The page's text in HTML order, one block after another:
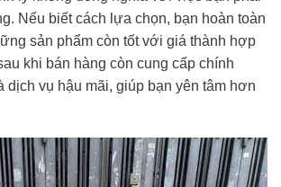
Nếu biết cách lựa chọn, bạn hoàn toàn
sản phẩm còn tốt với giá thành hợp
khi bán hàng còn cung cấp chính
dịch vụ hậu mãi, giúp bạn yên tâm hơn